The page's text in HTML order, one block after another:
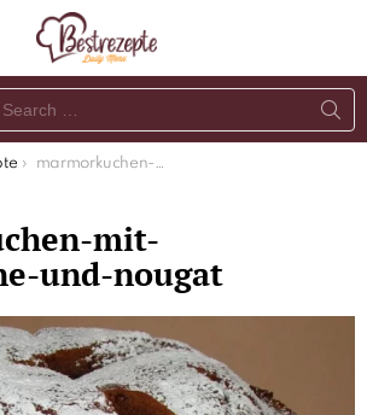
for:
marmorkuchen-mit-mascarpone-und-nougat
mit-
und-nougat